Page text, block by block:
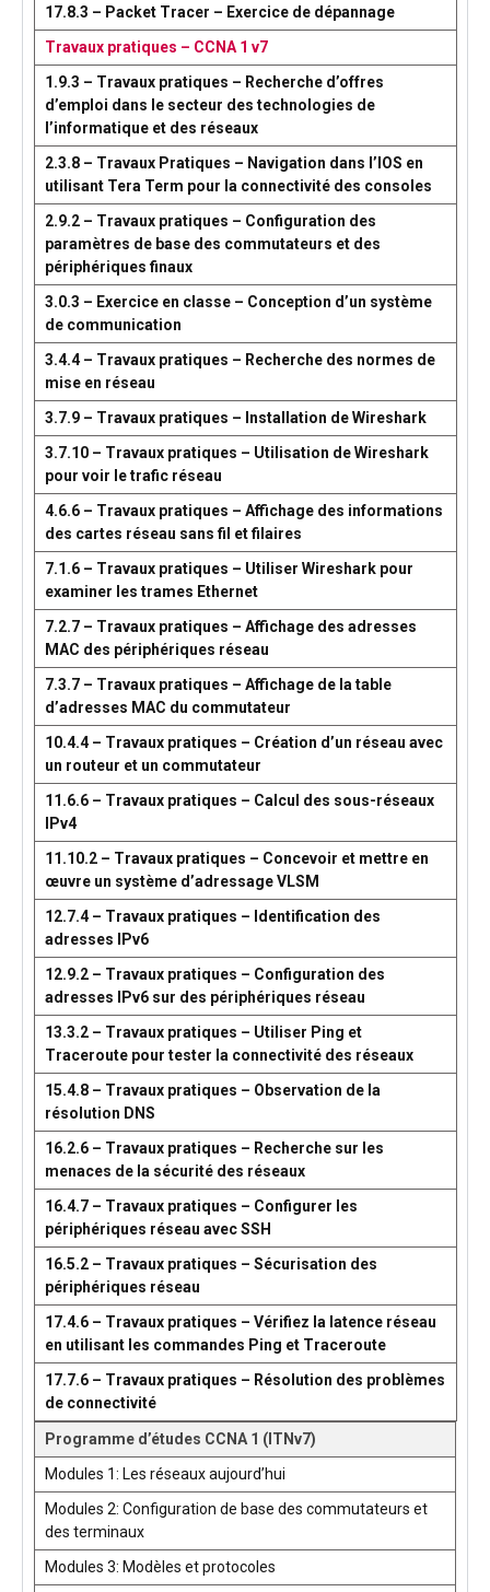
17.8.3 – Packet Tracer – Exercice de dépannage
Travaux pratiques – CCNA 1 v7
1.9.3 – Travaux pratiques – Recherche d’offres
d’emploi dans le secteur des technologies de
l’informatique et des réseaux
2.3.8 – Travaux Pratiques – Navigation dans l’IOS en
utilisant Tera Term pour la connectivité des consoles
2.9.2 – Travaux pratiques – Configuration des
paramètres de base des commutateurs et des
périphériques finaux
3.0.3 – Exercice en classe – Conception d’un système
de communication
3.4.4 – Travaux pratiques – Recherche des normes de
mise en réseau
3.7.9 – Travaux pratiques – Installation de Wireshark
3.7.10 – Travaux pratiques – Utilisation de Wireshark
pour voir le trafic réseau
4.6.6 – Travaux pratiques – Affichage des informations
des cartes réseau sans fil et filaires
7.1.6 – Travaux pratiques – Utiliser Wireshark pour
examiner les trames Ethernet
7.2.7 – Travaux pratiques – Affichage des adresses
MAC des périphériques réseau
7.3.7 – Travaux pratiques – Affichage de la table
d’adresses MAC du commutateur
10.4.4 – Travaux pratiques – Création d’un réseau avec
un routeur et un commutateur
11.6.6 – Travaux pratiques – Calcul des sous-réseaux
IPv4
11.10.2 – Travaux pratiques – Concevoir et mettre en
œuvre un système d’adressage VLSM
12.7.4 – Travaux pratiques – Identification des
adresses IPv6
12.9.2 – Travaux pratiques – Configuration des
adresses IPv6 sur des périphériques réseau
13.3.2 – Travaux pratiques – Utiliser Ping et
Traceroute pour tester la connectivité des réseaux
15.4.8 – Travaux pratiques – Observation de la
résolution DNS
16.2.6 – Travaux pratiques – Recherche sur les
menaces de la sécurité des réseaux
16.4.7 – Travaux pratiques – Configurer les
périphériques réseau avec SSH
16.5.2 – Travaux pratiques – Sécurisation des
périphériques réseau
17.4.6 – Travaux pratiques – Vérifiez la latence réseau
en utilisant les commandes Ping et Traceroute
17.7.6 – Travaux pratiques – Résolution des problèmes
de connectivité
Programme d’études CCNA 1 (ITNv7)
Modules 1: Les réseaux aujourd’hui
Modules 2: Configuration de base des commutateurs et
des terminaux
Modules 3: Modèles et protocoles